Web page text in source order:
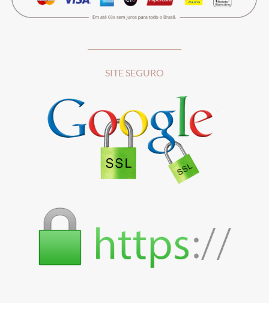
SITE SEGURO